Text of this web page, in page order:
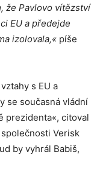
že Pavlovo vítězství
EU a předejde
izolovala,« píše
s EU a
se současná vládní
prezidenta«, citoval
Verisk
by vyhrál Babiš,